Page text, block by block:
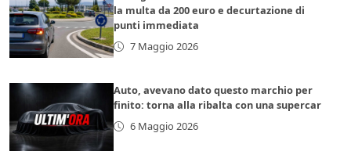
la multa da 200 euro e decurtazione di
punti immediata
7 Maggio 2026
Auto, avevano dato questo marchio per
finito: torna alla ribalta con una supercar
6 Maggio 2026